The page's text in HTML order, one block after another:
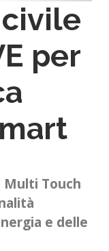
per
Multi Touch
e delle